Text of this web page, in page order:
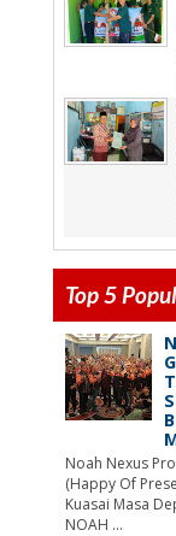
Top 5
Noah Nexus
(Happy Of
Kuasai Masa
NOAH ...